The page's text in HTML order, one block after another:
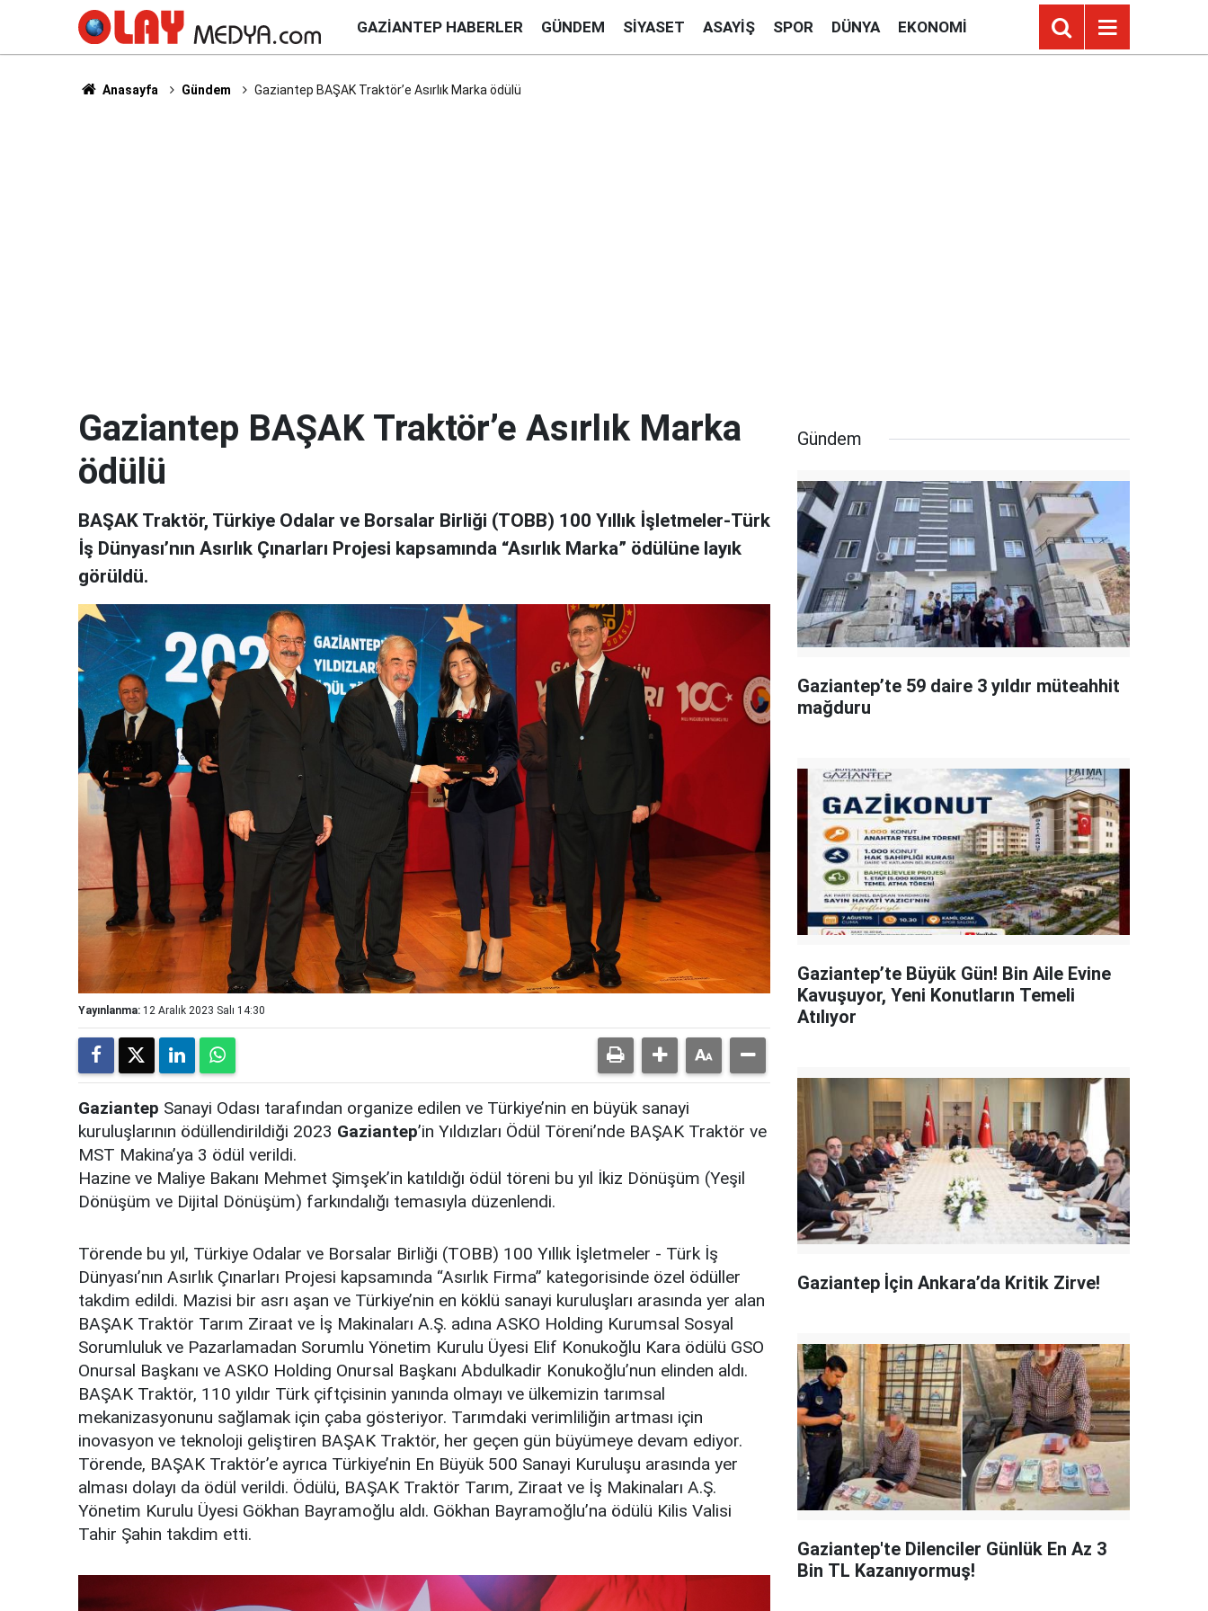
GAZIANTEP HABERLER GÜNDEM SIYASET ASAYIŞ SPOR DÜNYA EKONOMI
Anasayfa Gündem Gaziantep BAŞAK Traktör’e Asırlık Marka ödülü
Gaziantep BAŞAK Traktör’e Asırlık Marka
ödülü
BAŞAK Traktör, Türkiye Odalar ve Borsalar Birliği (TOBB) 100 Yıllık İşletmeler-Türk
İş Dünyası’nın Asırlık Çınarları Projesi kapsamında “Asırlık Marka” ödülüne layık
görüldü.
Yayınlanma: 12 Aralık 2023 Salı 14:30
Gaziantep Sanayi Odası tarafından organize edilen ve Türkiye’nin en büyük sanayi
kuruluşlarının ödüllendirildiği 2023 Gaziantep’in Yıldızları Ödül Töreni’nde BAŞAK Traktör ve
MST Makina’ya 3 ödül verildi.
Hazine ve Maliye Bakanı Mehmet Şimşek’in katıldığı ödül töreni bu yıl İkiz Dönüşüm (Yeşil
Dönüşüm ve Dijital Dönüşüm) farkındalığı temasıyla düzenlendi.
Törende bu yıl, Türkiye Odalar ve Borsalar Birliği (TOBB) 100 Yıllık İşletmeler - Türk İş
Dünyası’nın Asırlık Çınarları Projesi kapsamında “Asırlık Firma” kategorisinde özel ödüller
takdim edildi. Mazisi bir asrı aşan ve Türkiye’nin en köklü sanayi kuruluşları arasında yer alan
BAŞAK Traktör Tarım Ziraat ve İş Makinaları A.Ş. adına ASKO Holding Kurumsal Sosyal
Sorumluluk ve Pazarlamadan Sorumlu Yönetim Kurulu Üyesi Elif Konukoğlu Kara ödülü GSO
Onursal Başkanı ve ASKO Holding Onursal Başkanı Abdulkadir Konukoğlu’nun elinden aldı.
BAŞAK Traktör, 110 yıldır Türk çiftçisinin yanında olmayı ve ülkemizin tarımsal
mekanizasyonunu sağlamak için çaba gösteriyor. Tarımdaki verimliliğin artması için
inovasyon ve teknoloji geliştiren BAŞAK Traktör, her geçen gün büyümeye devam ediyor.
Törende, BAŞAK Traktör’e ayrıca Türkiye’nin En Büyük 500 Sanayi Kuruluşu arasında yer
alması dolayı da ödül verildi. Ödülü, BAŞAK Traktör Tarım, Ziraat ve İş Makinaları A.Ş.
Yönetim Kurulu Üyesi Gökhan Bayramoğlu aldı. Gökhan Bayramoğlu’na ödülü Kilis Valisi
Tahir Şahin takdim etti.
Gündem
Gaziantep’te 59 daire 3 yıldır müteahhit
mağduru
Gaziantep’te Büyük Gün! Bin Aile Evine
Kavuşuyor, Yeni Konutların Temeli
Atılıyor
Gaziantep İçin Ankara’da Kritik Zirve!
Gaziantep'te Dilenciler Günlük En Az 3
Bin TL Kazanıyormuş!